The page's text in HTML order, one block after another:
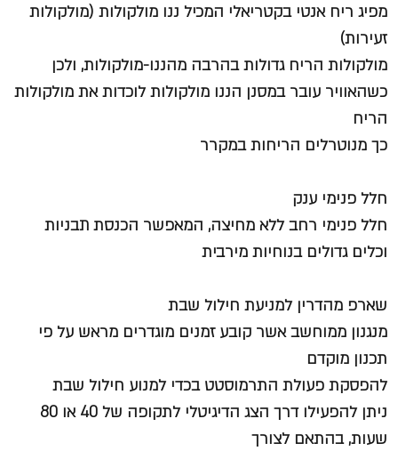
מפיג ריח אנטי בקטריאלי המכיל ננו מולקולות (מולקולות
זעירות)
מולקולות הריח גדולות בהרבה מהננו-מולקולות, ולכן
כשהאוויר עובר במסנן הננו מולקולות לוכדות את מולקולות
הריח
כך מנוטרלים הריחות במקרר
חלל פנימי ענק
חלל פנימי רחב ללא מחיצה, המאפשר הכנסת תבניות
וכלים גדולים בנוחיות מירבית
שארפ מהדרין למניעת חילול שבת
מנגנון ממוחשב אשר קובע זמנים מוגדרים מראש על פי
תכנון מוקדם
להפסקת פעולת התרמוסטט בכדי למנוע חילול שבת
ניתן להפעילו דרך הצג הדיגיטלי לתקופה של 40 או 80
שעות, בהתאם לצורך